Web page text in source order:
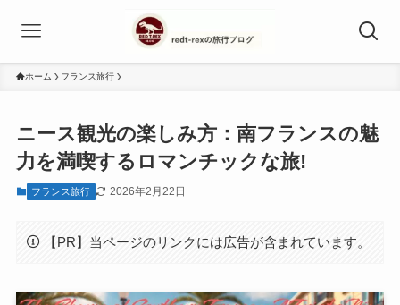
ホーム フランス旅行
ニース観光の楽しみ方：南フランスの魅
力を満喫するロマンチックな旅!
フランス旅行 2026年2月22日
【PR】当ページのリンクには広告が含まれています。